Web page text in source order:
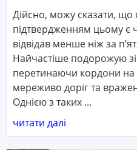
Дійсно, можу сказати,
підтвердженням цьому є
відвідав менше ніж за
Найчастіше подорожую
перетинаючи кордони
мереживо доріг та
Однією з таких ...
читати далі